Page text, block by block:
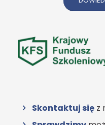
Skontaktuj sięz